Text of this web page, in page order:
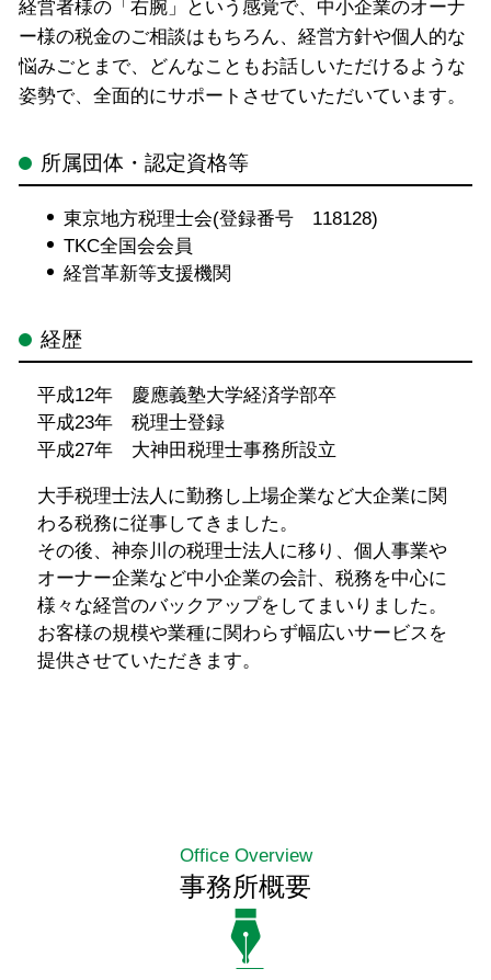
経営者様の「右腕」という感覚で、中小企業のオーナ
ー様の税金のご相談はもちろん、経営方針や個人的な
悩みごとまで、どんなこともお話しいただけるような
姿勢で、全面的にサポートさせていただいています。
所属団体・認定資格等
東京地方税理士会(登録番号 118128)
TKC全国会会員
経営革新等支援機関
経歴
平成12年 慶應義塾大学経済学部卒
平成23年 税理士登録
平成27年 大神田税理士事務所設立
大手税理士法人に勤務し上場企業など大企業に関
わる税務に従事してきました。
その後、神奈川の税理士法人に移り、個人事業や
オーナー企業など中小企業の会計、税務を中心に
様々な経営のバックアップをしてまいりました。
お客様の規模や業種に関わらず幅広いサービスを
提供させていただきます。
Office Overview
事務所概要